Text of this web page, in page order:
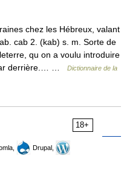
chez les Hébreux, valant
cab 2. (kab) s. m. Sorte de
qu on a voulu introduire
derrière.… …
Dictionnaire de la
18+
Drupal,